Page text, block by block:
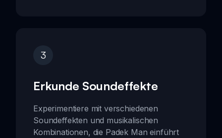
3
Erkunde Soundeffekte
Experimentiere mit verschiedenen
Soundeffekten und musikalischen
Kombinationen, die Padek Man einführt